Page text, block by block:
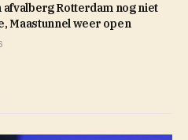
afvalberg Rotterdam nog niet
Maastunnel weer open